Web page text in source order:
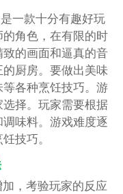
是一款十分有趣好玩
角色，在有限的时
的画面和逼真的音
厨房。要做出美味
各种烹饪技巧。游
择。玩家需要根据
味料。游戏难度逐
技巧。
，考验玩家的反应